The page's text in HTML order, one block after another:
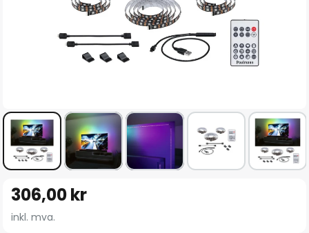
begynnelsen
306,00 kr
inkl. mva.